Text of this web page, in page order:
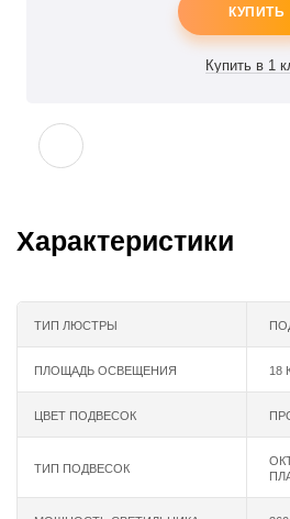
КУПИТЬ
Характеристики
ТИП ЛЮСТРЫ
ПЛОЩАДЬ ОСВЕЩЕНИЯ 18
ЦВЕТ ПОДВЕСОК
ТИП ПОДВЕСОК